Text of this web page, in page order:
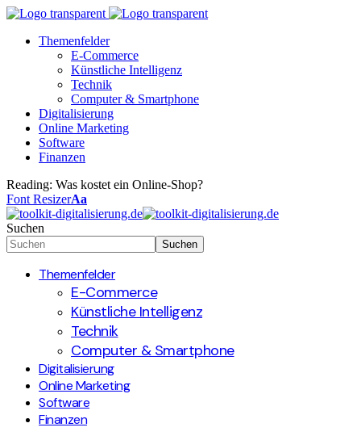
Themenfelder
E-Commerce
Künstliche Intelligenz
Technik
Computer & Smartphone
Digitalisierung
Online Marketing
Software
Finanzen
Reading: Was kostet ein Online-Shop?
Font ResizerAa
Suchen
Themenfelder
E-Commerce
Künstliche Intelligenz
Technik
Computer & Smartphone
Digitalisierung
Online Marketing
Software
Finanzen